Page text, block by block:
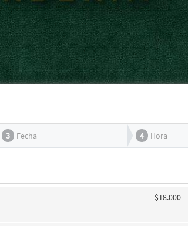
3 Fecha 4 Hora
$18.000